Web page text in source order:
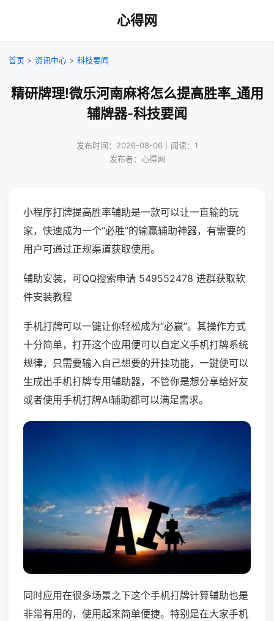
心得网
首页 > 资讯中心 > 科技要闻
精研牌理!微乐河南麻将怎么提高胜率_通用
辅牌器-科技要闻
发布时间：2026-08-06｜阅读：1
发布者：心得网
小程序打牌提高胜率辅助是一款可以让一直输的玩
家，快速成为一个“必胜”的输赢辅助神器，有需要的
用户可通过正规渠道获取使用。
辅助安装，可QQ搜索申请 549552478 进群获取软
件安装教程
手机打牌可以一键让你轻松成为“必赢”。其操作方式
十分简单，打开这个应用便可以自定义手机打牌系统
规律，只需要输入自己想要的开挂功能，一键便可以
生成出手机打牌专用辅助器，不管你是想分享给好友
或者使用手机打牌AI辅助都可以满足需求。
同时应用在很多场景之下这个手机打牌计算辅助也是
非常有用的，使用起来简单便捷。特别是在大家手机